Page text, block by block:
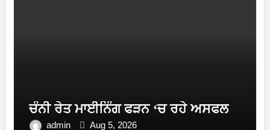
ਚੰਨੀ ਰੇਤ ਮਾਈਨਿੰਗ ਫੜਨ ‘ਚ ਰਹੇ ਅਸਫਲ
admin Aug 5, 2026